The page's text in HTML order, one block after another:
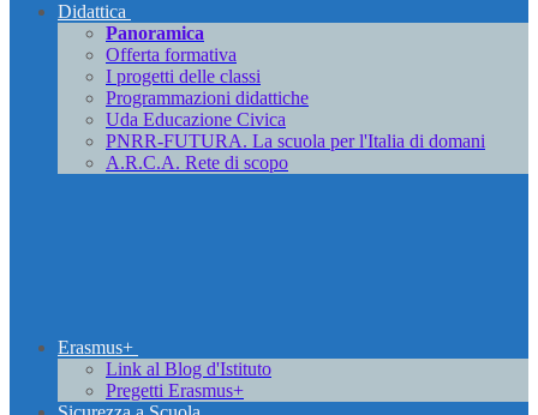
Didattica
Panoramica
Offerta formativa
I progetti delle classi
Programmazioni didattiche
Uda Educazione Civica
PNRR-FUTURA. La scuola per l'Italia di domani
A.R.C.A. Rete di scopo
Erasmus+
Link al Blog d'Istituto
Pregetti Erasmus+